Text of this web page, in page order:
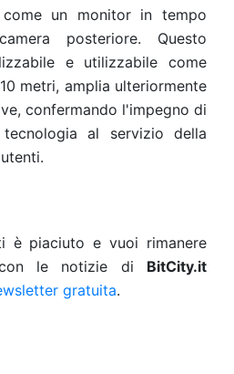
un monitor in tempo
posteriore. Questo
e utilizzabile come
metri, amplia ulteriormente
confermando l'impegno di
al servizio della
è piaciuto e vuoi rimanere
con le notizie di BitCity.it
gratuita.